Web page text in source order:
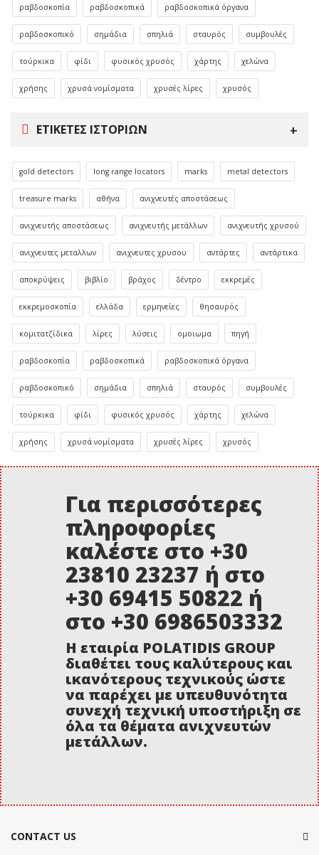
ραβδοσκοπία ραβδοσκοπικά ραβδοσκοπικά όργανα
ραβδοσκοπικό σημάδια σπηλιά σταυρός συμβουλές
τούρκικα φίδι φυσικός χρυσός χάρτης χελώνα
χρήσης χρυσά νομίσματα χρυσές λίρες χρυσός
ΕΤΙΚΈΤΕΣ ΙΣΤΟΡΙΏΝ
gold detectors long range locators marks metal detectors
treasure marks αθήνα ανιχνευτές αποστάσεως
ανιχνευτής αποστάσεως ανιχνευτής μετάλλων ανιχνευτής χρυσού
ανιχνευτες μεταλλων ανιχνευτες χρυσου αντάρτες αντάρτικα
αποκρύψεις βιβλίο βράχος δέντρο εκκρεμές
εκκρεμοσκοπία ελλάδα ερμηνείες θησαυρός
κομιτατζίδικα λίρες λύσεις ομοιωμα πηγή
ραβδοσκοπία ραβδοσκοπικά ραβδοσκοπικά όργανα
ραβδοσκοπικό σημάδια σπηλιά σταυρός συμβουλές
τούρκικα φίδι φυσικός χρυσός χάρτης χελώνα
χρήσης χρυσά νομίσματα χρυσές λίρες χρυσός
Για περισσότερες
πληροφορίες
καλέστε στο +30
23810 23237 ή στο
+30 69415 50822 ή
στο +30 6986503332
Η εταιρία POLATIDIS GROUP
διαθέτει τους καλύτερους και
ικανότερους τεχνικούς ώστε
να παρέχει με υπευθυνότητα
συνεχή τεχνική υποστήριξη σε
όλα τα θέματα ανιχνευτών
μετάλλων.
CONTACT US